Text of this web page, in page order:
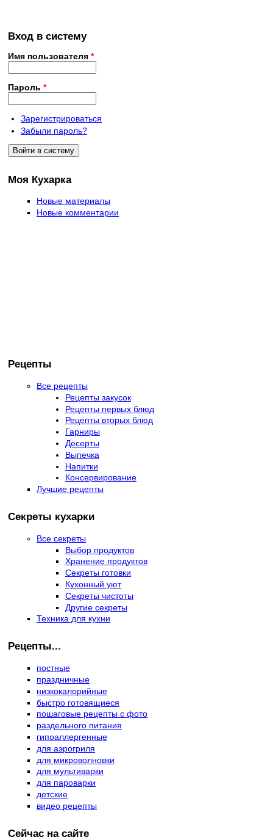
Вход в систему
Имя пользователя *
Пароль *
Зарегистрироваться
Забыли пароль?
Моя Кухарка
Новые материалы
Новые комментарии
Рецепты
Все рецепты
Рецепты закусок
Рецепты первых блюд
Рецепты вторых блюд
Гарниры
Десерты
Выпечка
Напитки
Консервирование
Лучшие рецепты
Секреты кухарки
Все секреты
Выбор продуктов
Хранение продуктов
Секреты готовки
Кухонный уют
Секреты чистоты
Другие секреты
Техника для кухни
Рецепты...
постные
праздничные
низкокалорийные
быстро готовящиеся
пошаговые рецепты с фото
раздельного питания
гипоаллергенные
для аэрогриля
для микроволновки
для мультиварки
для пароварки
детские
видео рецепты
Сейчас на сайте